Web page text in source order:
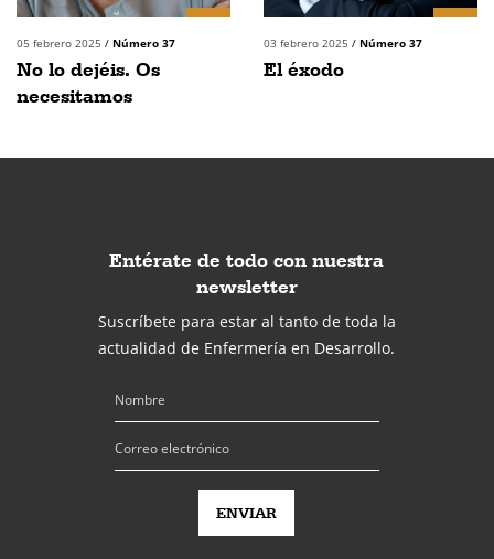
05 febrero 2025 / Número 37
No lo dejéis. Os
necesitamos
03 febrero 2025 / Número 37
El éxodo
Entérate de todo con nuestra
newsletter
Suscríbete para estar al tanto de toda la
actualidad de Enfermería en Desarrollo.